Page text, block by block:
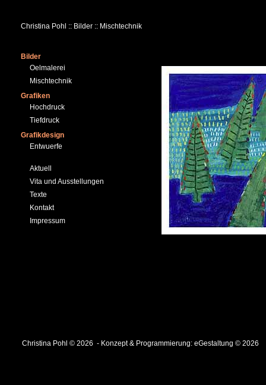
Christina Pohl :: Bilder :: Mischtechnik
Bilder
Oelmalerei
Mischtechnik
Grafiken
Hochdruck
Tiefdruck
Grafikdesign
Entwuerfe
Aktuell
Vita und Ausstellungen
Texte
Kontakt
Impressum
Christina Pohl © 2026 - Konzept & Programmierung: eGestaltung © 2026